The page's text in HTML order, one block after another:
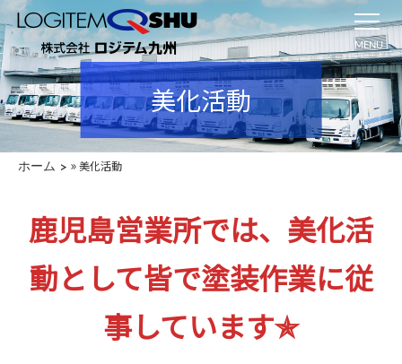
MENU
美化活動
ホーム »美化活動
鹿児島営業所では、美化活
動として皆で塗装作業に従
事しています✯